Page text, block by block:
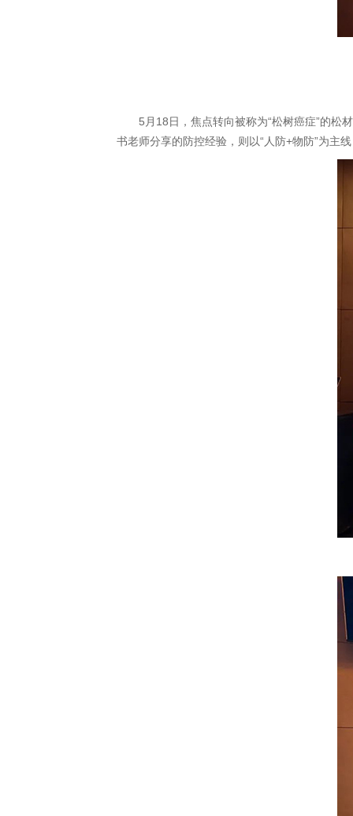
5月18日，焦点转向被称为“松树癌症”的松
书老师分享的防控经验，则以“人防+物防”为主